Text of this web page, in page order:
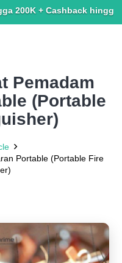
+ Cashback hingga 150K.
Pemadam
(Portable
Portable (Portable Fire